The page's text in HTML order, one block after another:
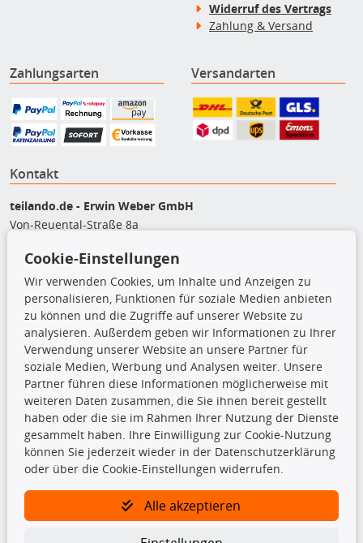
Widerruf des Vertrags
Zahlung & Versand
Zahlungsarten Versandarten
Kontakt
teilando.de - Erwin Weber GmbH
Von-Reuental-Straße 8a
+49 (0) 8165 / 5093200
shop@teilando.de
Top Produkte
Beleuchtung
Bremsbeläge
Bremsscheiben
Kupplungssatz
Querlenker
Radlager
Stoßdämpfer
TecDoc Inside
Cookie-Einstellungen
Wir verwenden Cookies, um Inhalte und Anzeigen zu
personalisieren, Funktionen für soziale Medien anbieten
zu können und die Zugriffe auf unserer Website zu
analysieren. Außerdem geben wir Informationen zu Ihrer
Verwendung unserer Website an unsere Partner für
soziale Medien, Werbung und Analysen weiter. Unsere
Partner führen diese Informationen möglicherweise mit
weiteren Daten zusammen, die Sie ihnen bereit gestellt
haben oder die sie im Rahmen Ihrer Nutzung der Dienste
gesammelt haben. Ihre Einwilligung zur Cookie-Nutzung
können Sie jederzeit wieder in der Datenschutzerklärung
oder über die Cookie-Einstellungen widerrufen.
Alle akzeptieren